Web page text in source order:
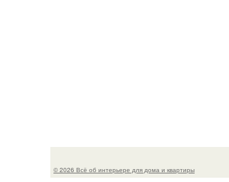
© 2026 Всё об интерьере для дома и квартиры